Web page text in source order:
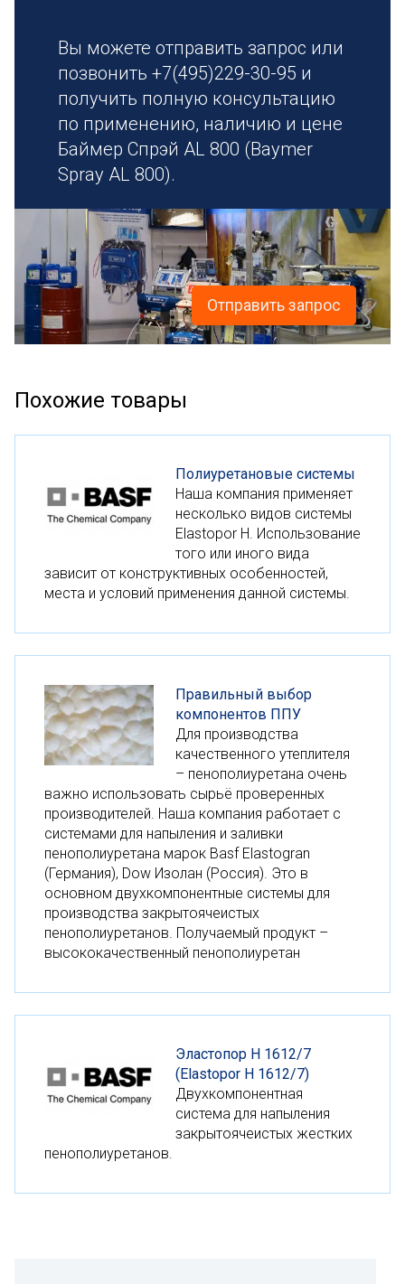
Вы можете отправить запрос или
позвонить +7(495)229-30-95 и
получить полную консультацию
по применению, наличию и цене
Баймер Спрэй AL 800 (Baymer
Spray AL 800).
Отправить запрос
Похожие товары
Полиуретановые системы
Наша компания применяет
несколько видов системы
Elastopor H. Использование
того или иного вида
зависит от конструктивных особенностей,
места и условий применения данной системы.
Правильный выбор
компонентов ППУ
Для производства
качественного утеплителя
– пенополиуретана очень
важно использовать сырьё проверенных
производителей. Наша компания работает с
системами для напыления и заливки
пенополиуретана марок Basf Elastogran
(Германия), Dow Изолан (Россия). Это в
основном двухкомпонентные системы для
производства закрытоячеистых
пенополиуретанов. Получаемый продукт –
высококачественный пенополиуретан
Эластопор H 1612/7
(Elastopor H 1612/7)
Двухкомпонентная
система для напыления
закрытоячеистых жестких
пенополиуретанов.